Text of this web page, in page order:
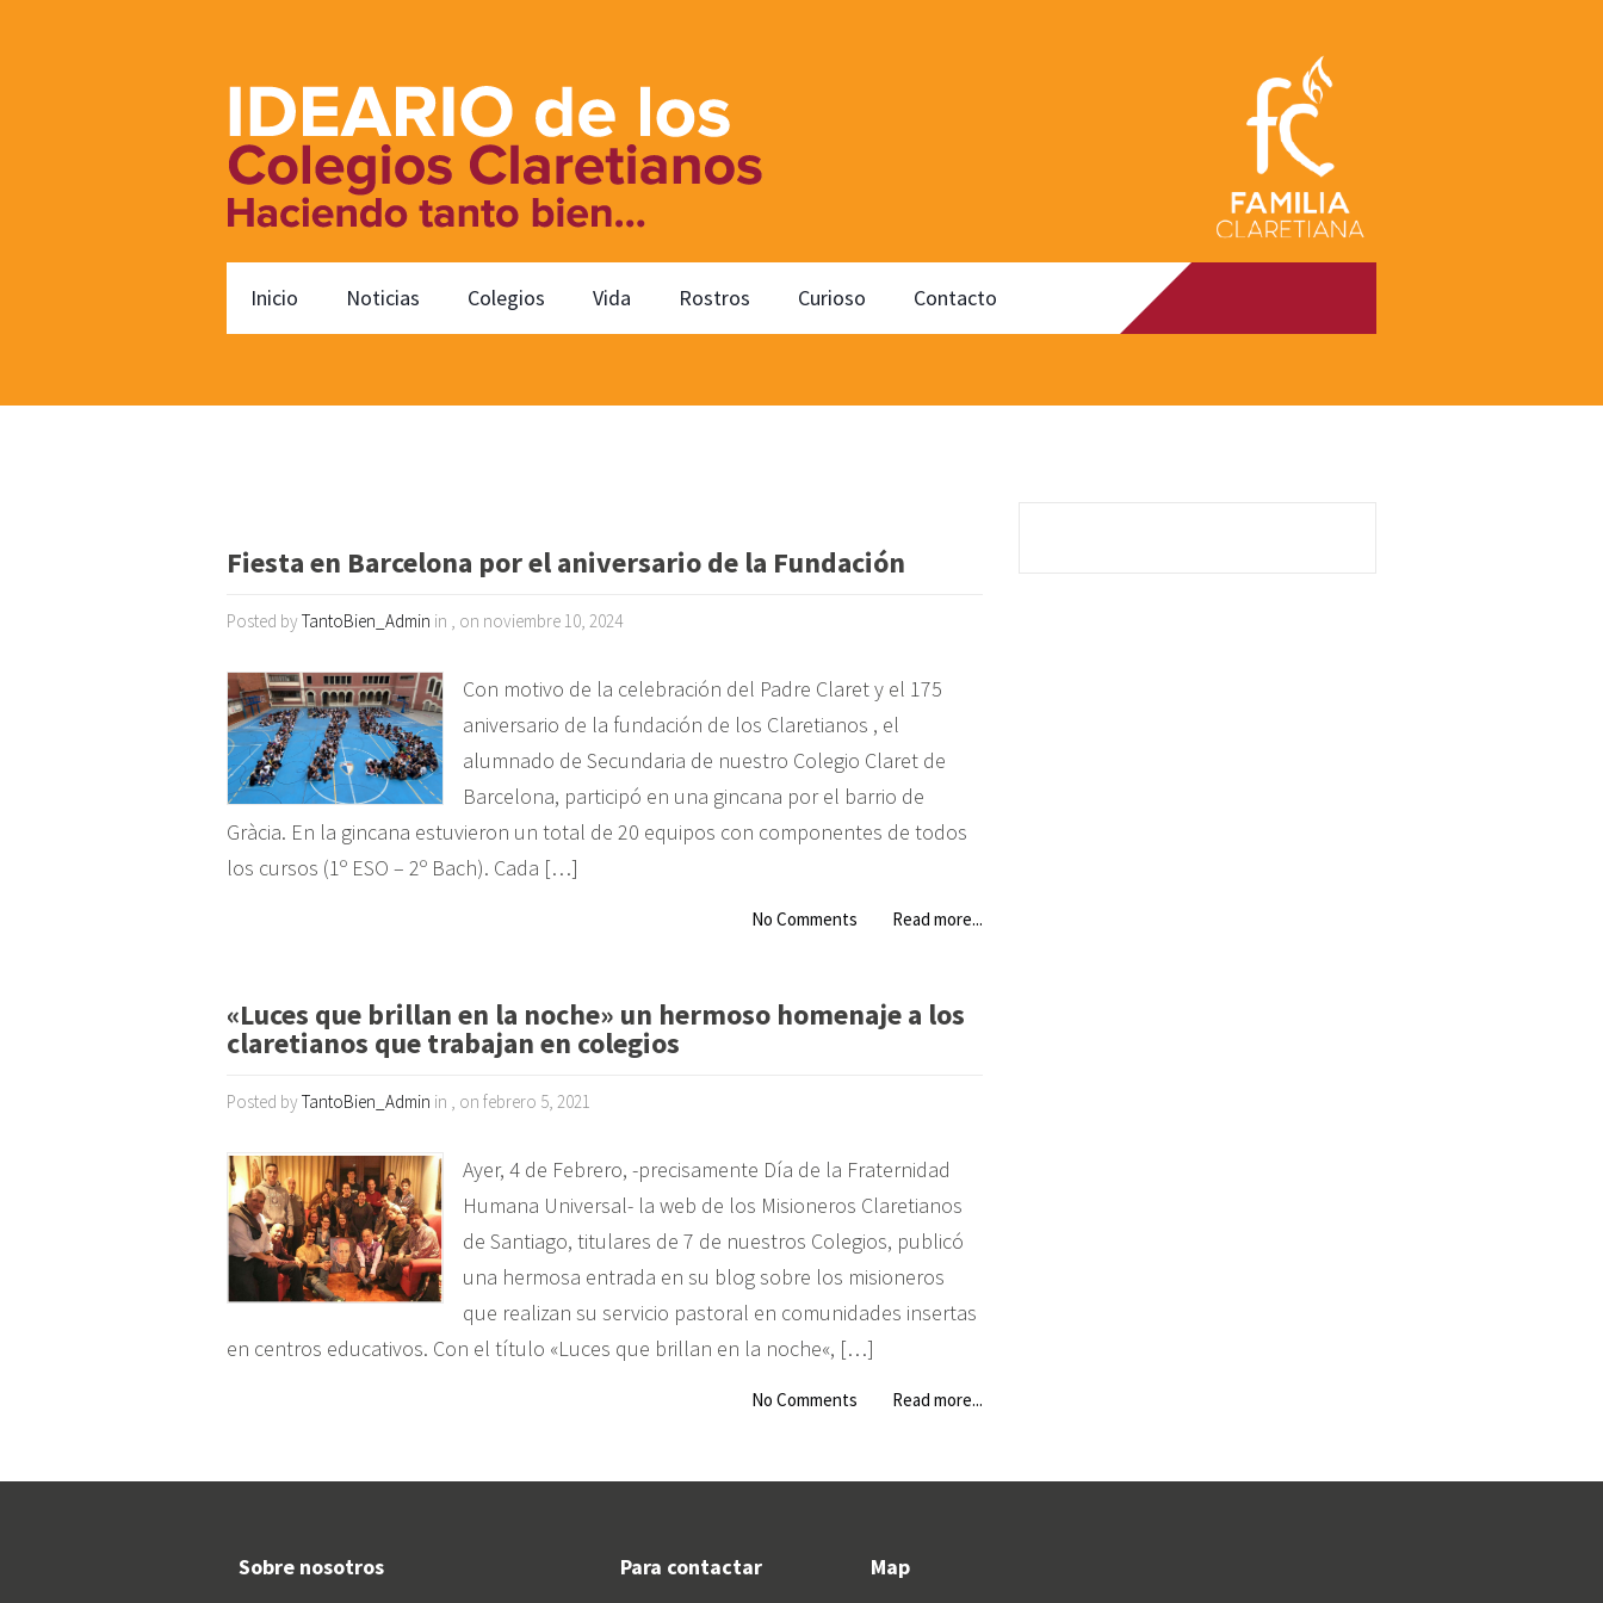
Inicio Noticias Colegios Vida Rostros Curioso Contacto
Fiesta en Barcelona por el aniversario de la Fundación
Posted by TantoBien_Admin in , on noviembre 10, 2024
Con motivo de la celebración del Padre Claret y el 175
aniversario de la fundación de los Claretianos , el
alumnado de Secundaria de nuestro Colegio Claret de
Barcelona, participó en una gincana por el barrio de
Gràcia. En la gincana estuvieron un total de 20 equipos con componentes de todos
los cursos (1º ESO – 2º Bach). Cada […]
No Comments Read more...
«Luces que brillan en la noche» un hermoso homenaje a los
claretianos que trabajan en colegios
Posted by TantoBien_Admin in , on febrero 5, 2021
Ayer, 4 de Febrero, -precisamente Día de la Fraternidad
Humana Universal- la web de los Misioneros Claretianos
de Santiago, titulares de 7 de nuestros Colegios, publicó
una hermosa entrada en su blog sobre los misioneros
que realizan su servicio pastoral en comunidades insertas
en centros educativos. Con el título «Luces que brillan en la noche«, […]
No Comments Read more...
Sobre nosotros Para contactar Map